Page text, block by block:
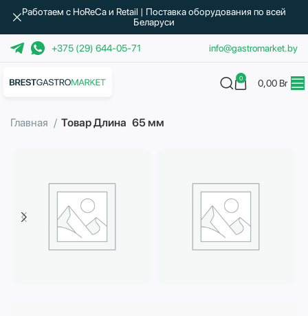
+375 (29) 644-05-71 info@gastromarket.by
0 0,00 Br
Главная Товар Длина 65 мм
Работаем с HoReCa и Retail | Поставка оборудования по всей
Беларуси